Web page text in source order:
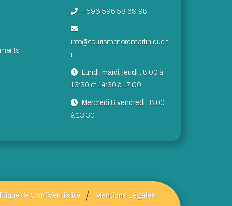
+596 596 58 69 98
info@tourismenordmartinique.f
r
Lundi, mardi, jeudi : 8:00 à
13:30 et 14:30 à 17:00
Mercredi & vendredi : 8:00
à 13:30
de Confidentialité Mentions Légales